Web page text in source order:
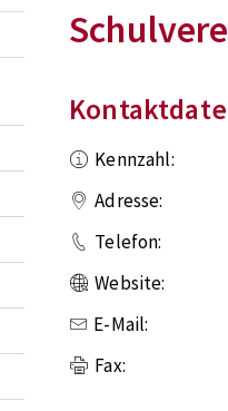
Kennzahl:
Adresse:
Telefon:
Website:
E-Mail:
Fax: